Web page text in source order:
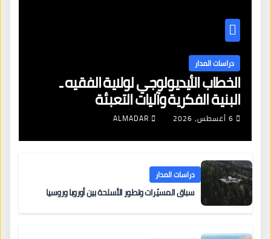
دراسات المدار
الخطاب الأيديولوجي لولاية الفقيه ـ
البنية الفكرية وآليات التعبئة
6 أغسطس، 2026 ALMADAR
دراسات المدار
سباق المسيّرات وتطور الأسلحة بين أوروبا وروسيا